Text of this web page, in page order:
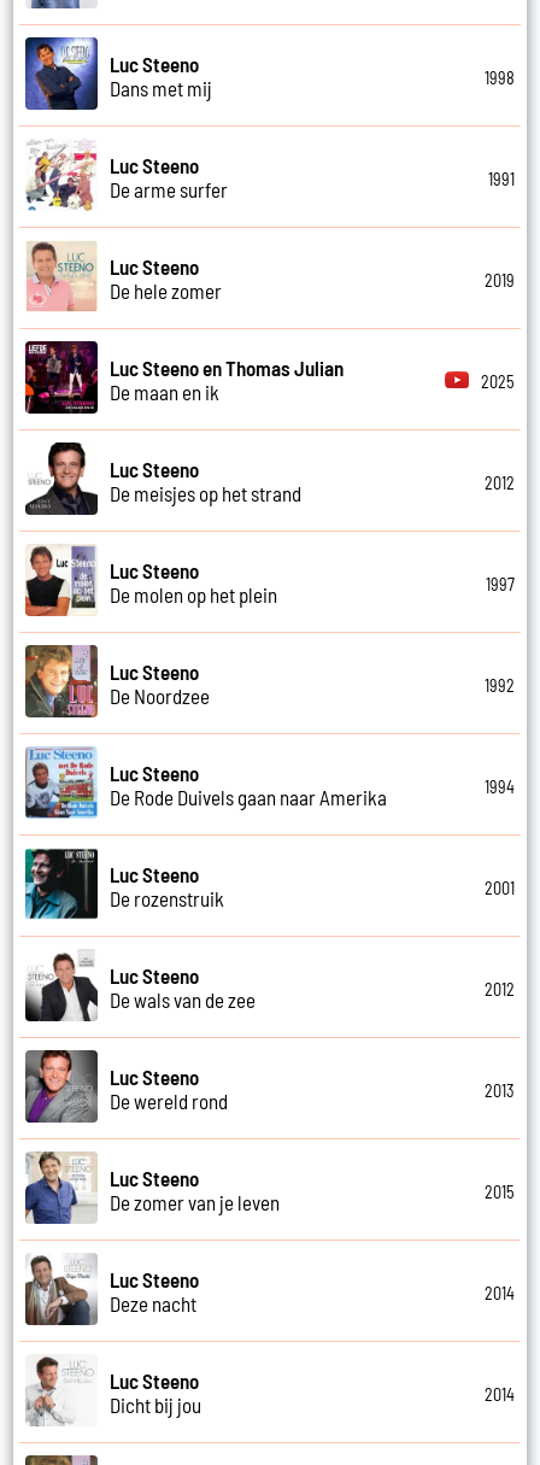
Luc Steeno
Dans met mij
1998
Luc Steeno
De arme surfer
1991
Luc Steeno
De hele zomer
2019
Luc Steeno en Thomas Julian
De maan en ik
2025
Luc Steeno
De meisjes op het strand
2012
Luc Steeno
De molen op het plein
1997
Luc Steeno
De Noordzee
1992
Luc Steeno
De Rode Duivels gaan naar Amerika
1994
Luc Steeno
De rozenstruik
2001
Luc Steeno
De wals van de zee
2012
Luc Steeno
De wereld rond
2013
Luc Steeno
De zomer van je leven
2015
Luc Steeno
Deze nacht
2014
Luc Steeno
Dicht bij jou
2014